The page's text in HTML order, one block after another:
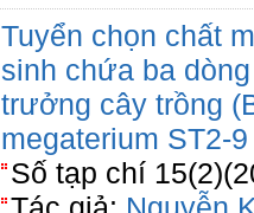
Tuyển chọn chất
sinh chứa ba
trưởng cây trồng
megaterium ST2-
Số tạp chí